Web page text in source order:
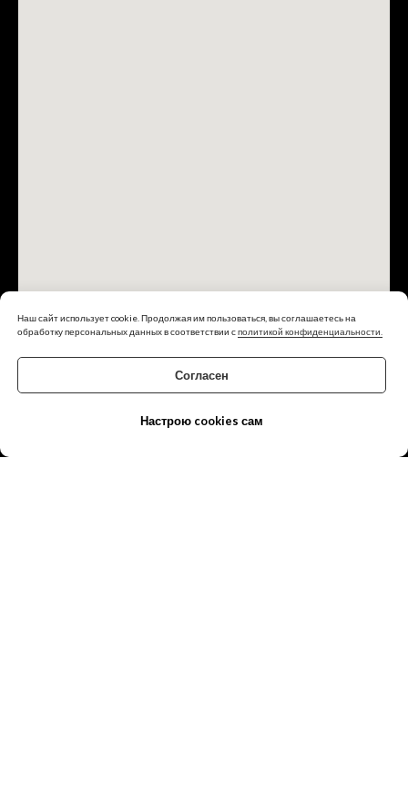
Наш сайт использует cookie. Продолжая им пользоваться, вы соглашаетесь на
обработку персональных данных в соответствии сполитикой конфиденциальности.
Согласен
Настрою cookies сам